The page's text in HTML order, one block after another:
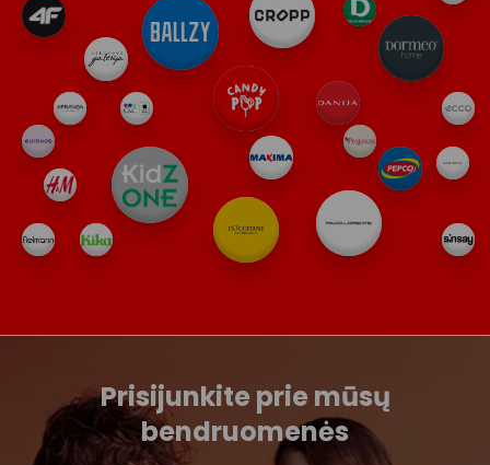
Prisijunkite prie mūsų
bendruomenės